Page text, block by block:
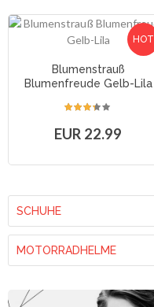
HOT
Blumenstrauß
Blumenfreude Gelb-Lila
EUR 22.99
SCHUHE
MOTORRADHELME